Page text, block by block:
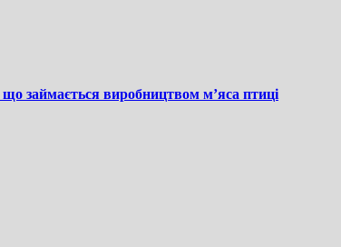
займається виробництвом м’яса птиці